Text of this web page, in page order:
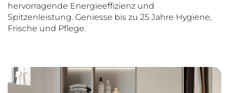
hervorragende Energieeffizienz und
Spitzenleistung. Geniesse bis zu 25 Jahre Hygiene,
Frische und Pflege.